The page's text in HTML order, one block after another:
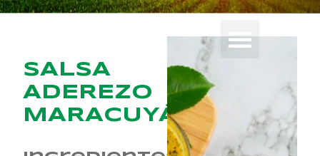
SALSA
ADEREZO
MARACUYÁ